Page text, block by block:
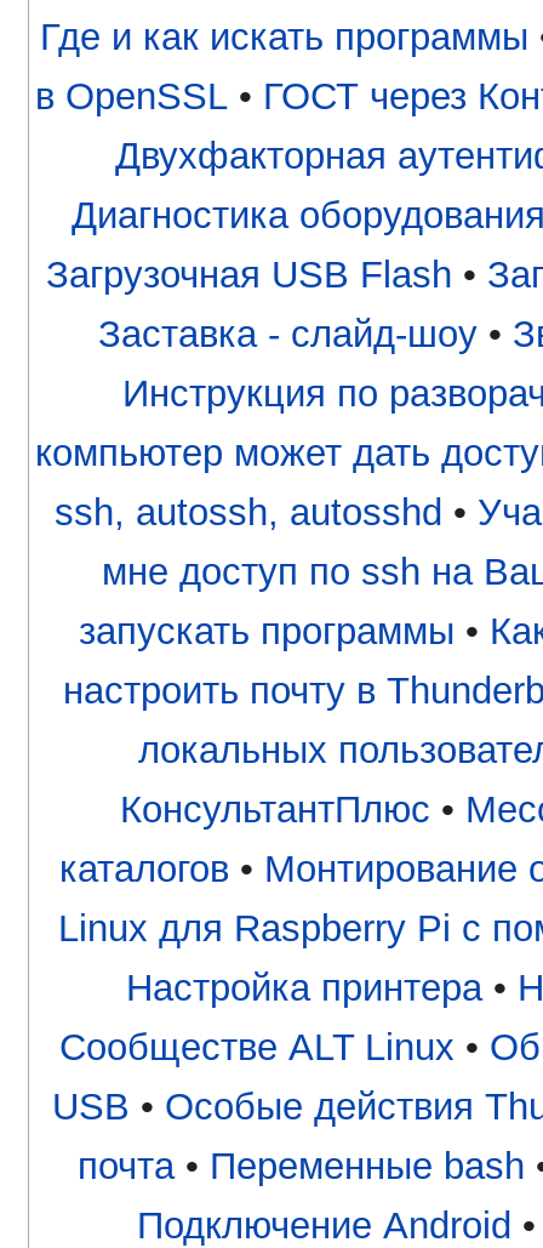
Где и как искать программы
в OpenSSL • ГОСТ через
Двухфакторная
Диагностика
Загрузочная USB Flash •
Заставка - слайд-шоу •
Инструкция по
компьютер может дать
ssh, autossh, autosshd •
мне доступ по ssh на
запускать программы •
настроить почту в
локальных
КонсультантПлюс •
каталогов • Монтирование
Linux для Raspberry Pi с
Настройка принтера•
Сообществе ALT Linux •
USB • Особые действия
почта• Переменные bash
Подключение Android